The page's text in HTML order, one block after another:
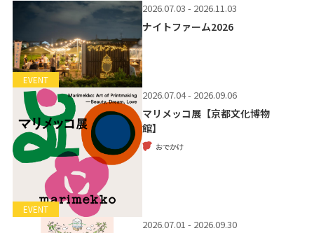
EVENT
2026.07.03 - 2026.11.03
ナイトファーム2026
EVENT
2026.07.04 - 2026.09.06
マリメッコ展【京都文化博物
館】
おでかけ
2026.07.01 - 2026.09.30